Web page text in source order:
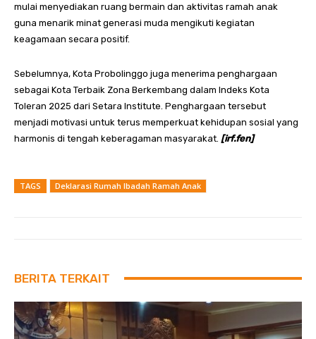
mulai menyediakan ruang bermain dan aktivitas ramah anak
guna menarik minat generasi muda mengikuti kegiatan
keagamaan secara positif.
Sebelumnya, Kota Probolinggo juga menerima penghargaan
sebagai Kota Terbaik Zona Berkembang dalam Indeks Kota
Toleran 2025 dari Setara Institute. Penghargaan tersebut
menjadi motivasi untuk terus memperkuat kehidupan sosial yang
harmonis di tengah keberagaman masyarakat. [irf.fen]
TAGS Deklarasi Rumah Ibadah Ramah Anak
BERITA TERKAIT